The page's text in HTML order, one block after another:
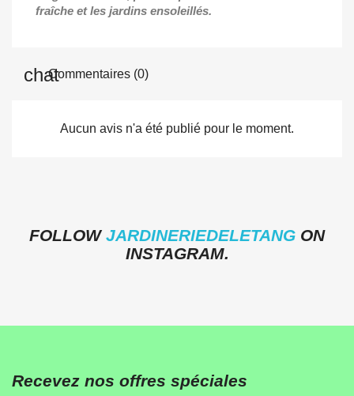
fraîche et les jardins ensoleillés.
Commentaires (0)
Aucun avis n'a été publié pour le moment.
FOLLOW JARDINERIEDELETANG ON
INSTAGRAM.
Recevez nos offres spéciales